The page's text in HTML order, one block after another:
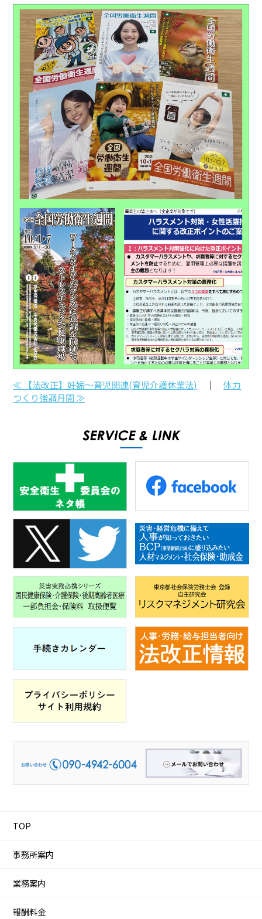
≪ 【法改正】妊娠～育児関連(育児介護休業法) ｜体力
つくり強調月間 ≫
TOP
事務所案内
業務案内
報酬料金